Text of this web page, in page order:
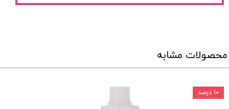
محصولات مشابه
۱۰ درصد